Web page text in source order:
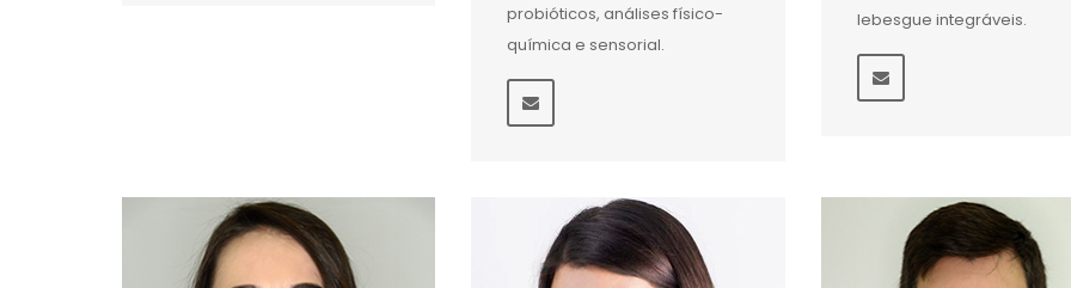
probióticos, análises físico-
química e sensorial.
lebesgue integráveis.